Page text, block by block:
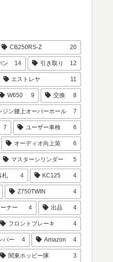
CB250RS-Z 20
ン 14 引き取り 12
エストレヤ 11
W650 9 交換 8
ジン腰上オーバーホール 7
7 ユーザー車検 6
オーディオ向上策 6
マスターシリンダー 5
札 4 KC125 4
Z750TWIN 4
ナー 4 出品 4
フロントブレーキ 4
バー 4 Amazon 4
関東ホッピー隊 3